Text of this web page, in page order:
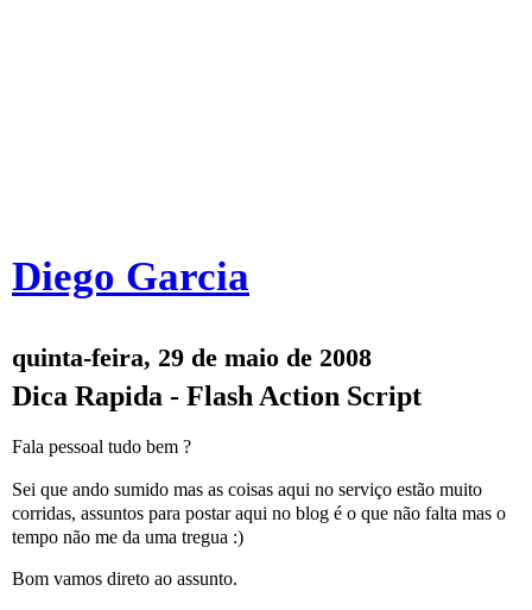
Diego Garcia
quinta-feira, 29 de maio de 2008
Dica Rapida - Flash Action Script
Fala pessoal tudo bem ?
Sei que ando sumido mas as coisas aqui no serviço estão muito
corridas, assuntos para postar aqui no blog é o que não falta mas o
tempo não me da uma tregua :)
Bom vamos direto ao assunto.